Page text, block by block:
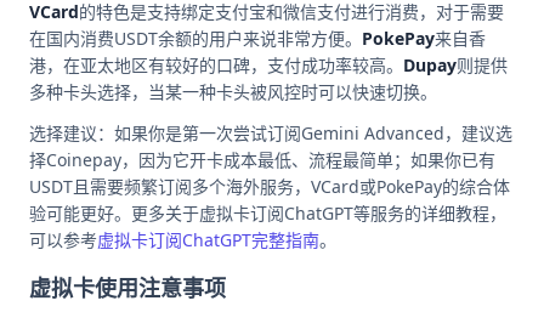
VCard的特色是支持绑定支付宝和微信支付进行消费，对于需要
在国内消费USDT余额的用户来说非常方便。 PokePay来自香
港，在亚太地区有较好的口碑，支付成功率较高。 Dupay则提供
多种卡头选择，当某一种卡头被风控时可以快速切换。
选择建议：如果你是第一次尝试订阅Gemini Advanced，建议选
择Coinepay，因为它开卡成本最低、流程最简单；如果你已有
USDT且需要频繁订阅多个海外服务，VCard或PokePay的综合体
验可能更好。更多关于虚拟卡订阅ChatGPT等服务的详细教程，
可以参考虚拟卡订阅ChatGPT完整指南。
虚拟卡使用注意事项